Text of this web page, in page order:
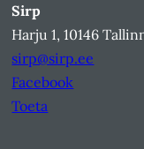
Sirp
Harju 1, 10146
sirp@sirp.ee
Facebook
Toeta